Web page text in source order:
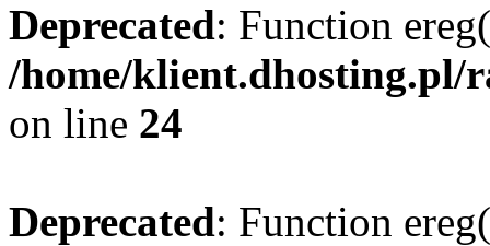
Deprecated: Function
/home/klient.dhosting.pl/
on line 24
Deprecated: Function